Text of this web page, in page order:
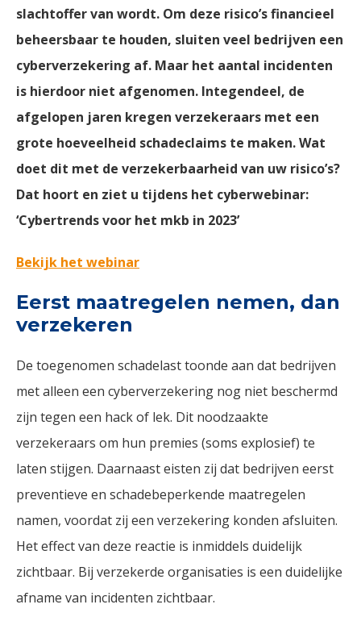
slachtoffer van wordt. Om deze risico’s financieel
beheersbaar te houden, sluiten veel bedrijven een
cyberverzekering af. Maar het aantal incidenten
is hierdoor niet afgenomen. Integendeel, de
afgelopen jaren kregen verzekeraars met een
grote hoeveelheid schadeclaims te maken. Wat
doet dit met de verzekerbaarheid van uw risico’s?
Dat hoort en ziet u tijdens het cyberwebinar:
‘Cybertrends voor het mkb in 2023’
Bekijk het webinar
Eerst maatregelen nemen, dan
verzekeren
De toegenomen schadelast toonde aan dat bedrijven
met alleen een cyberverzekering nog niet beschermd
zijn tegen een hack of lek. Dit noodzaakte
verzekeraars om hun premies (soms explosief) te
laten stijgen. Daarnaast eisten zij dat bedrijven eerst
preventieve en schadebeperkende maatregelen
namen, voordat zij een verzekering konden afsluiten.
Het effect van deze reactie is inmiddels duidelijk
zichtbaar. Bij verzekerde organisaties is een duidelijke
afname van incidenten zichtbaar.